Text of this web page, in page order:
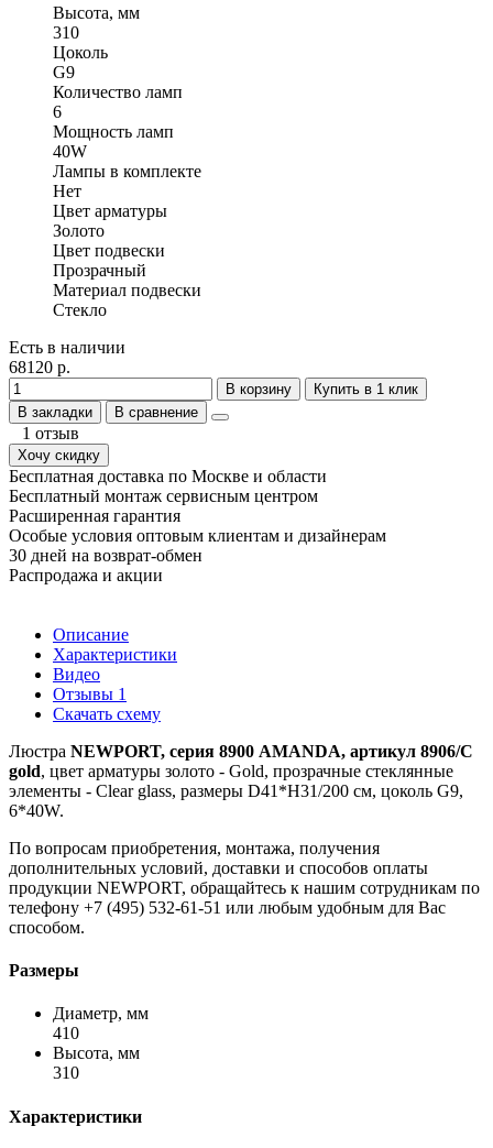
Высота, мм
310
Цоколь
G9
Количество ламп
6
Мощность ламп
40W
Лампы в комплекте
Нет
Цвет арматуры
Золото
Цвет подвески
Прозрачный
Материал подвески
Стекло
Есть в наличии
68120 р.
В корзину
Купить в 1 клик
В закладки
В сравнение
1 отзыв
Хочу скидку
Бесплатная доставка по Москве и области
Бесплатный монтаж сервисным центром
Расширенная гарантия
Особые условия оптовым клиентам и дизайнерам
30 дней на возврат-обмен
Распродажа и акции
Описание
Характеристики
Видео
Отзывы 1
Скачать схему
Люстра NEWPORT, серия 8900 AMANDA, артикул 8906/C
gold, цвет арматуры золото - Gold, прозрачные стеклянные
элементы - Clear glass, размеры D41*H31/200 см, цоколь G9,
6*40W.
По вопросам приобретения, монтажа, получения
дополнительных условий, доставки и способов оплаты
продукции NEWPORT, обращайтесь к нашим сотрудникам по
телефону +7 (495) 532-61-51 или любым удобным для Вас
способом.
Размеры
Диаметр, мм
410
Высота, мм
310
Характеристики